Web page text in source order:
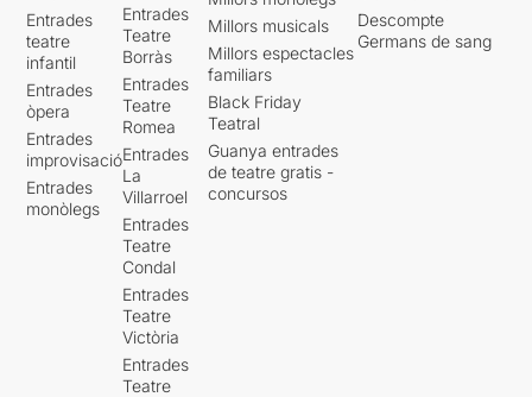
Entrades
teatre
infantil
Entrades
òpera
Entrades
improvisació
Entrades
monòlegs
Entrades
Teatre
Borràs
Entrades
Teatre
Romea
Entrades
La
Villarroel
Entrades
Teatre
Condal
Entrades
Teatre
Victòria
Entrades
Teatre
Millors musicals
Millors espectacles
familiars
Black Friday
Teatral
Guanya entrades
de teatre gratis -
concursos
Descompte
Germans de sang